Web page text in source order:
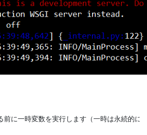
前に一時変数を実行します（一時は永続